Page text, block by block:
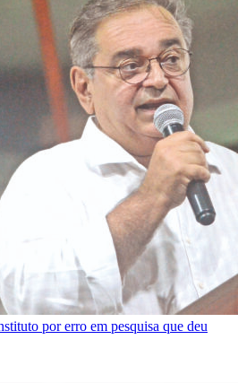
por erro em pesquisa que deu